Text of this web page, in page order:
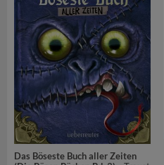
Das Böseste Buch aller Zeiten